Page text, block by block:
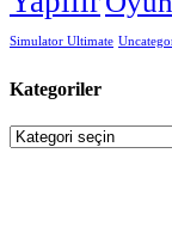
Simulator Ultimate
Kategoriler
Kategoriler